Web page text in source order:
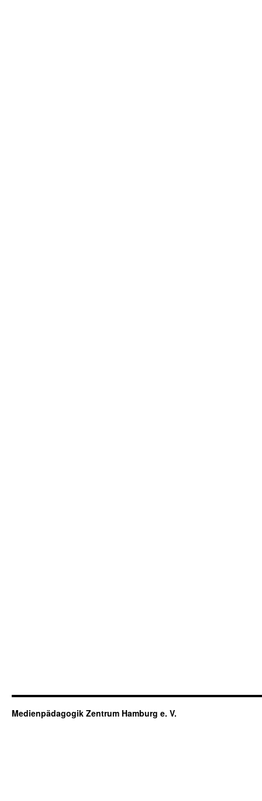
Medienpädagogik Zentrum Hamburg e. V.